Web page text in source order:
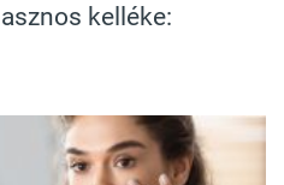
kelléke: